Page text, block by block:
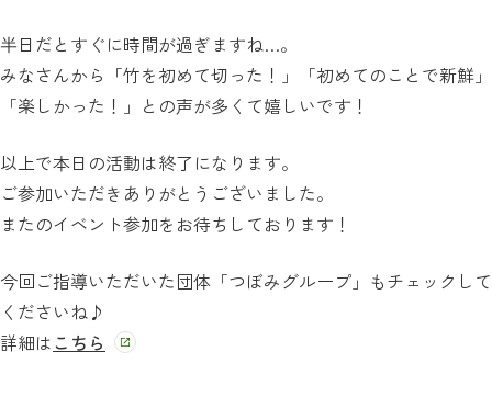
半日だとすぐに時間が過ぎますね…。
みなさんから「竹を初めて切った！」「初めてのことで新鮮」
「楽しかった！」との声が多くて嬉しいです！
以上で本日の活動は終了になります。
ご参加いただきありがとうございました。
またのイベント参加をお待ちしております！
今回ご指導いただいた団体「つぼみグループ」もチェックして
くださいね♪
詳細は こちら